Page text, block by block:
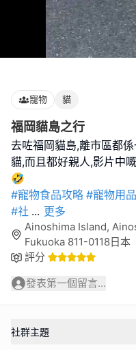
寵物 貓
福岡貓島之行
去咗福岡貓島,離市區都
貓,而且都好親人,影片中
#寵物食品攻略 #寵物用
#社 ... 更多
Ainoshima Island,
Fukuoka 811-0118日本
評分
發表第一個留言...
社群主題